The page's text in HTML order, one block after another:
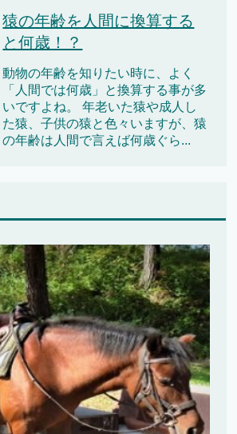
猿の年齢を人間に換算する
と何歳！？
動物の年齢を知りたい時に、よく
「人間では何歳」と換算する事が多
いですよね。 年老いた猿や成人し
た猿、子供の猿と色々いますが、猿
の年齢は人間で言えば何歳ぐら...